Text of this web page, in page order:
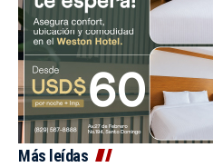
Más leídas